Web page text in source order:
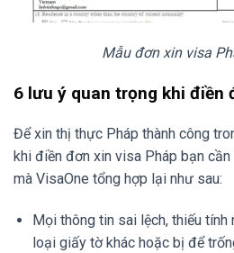
Mẫu đơn xin visa
6 lưu ý quan trọng khi điền
Để xin thị thực Pháp thành công
khi điền đơn xin visa Pháp bạn
mà VisaOne tổng hợp lại như sau:
Mọi thông tin sai lệch, thiếu
loại giấy tờ khác hoặc bị để